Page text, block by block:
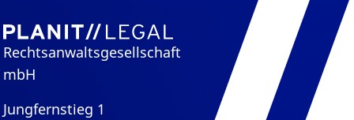
Rechtsanwaltsgesellschaft
mbH
Jungfernstieg 1